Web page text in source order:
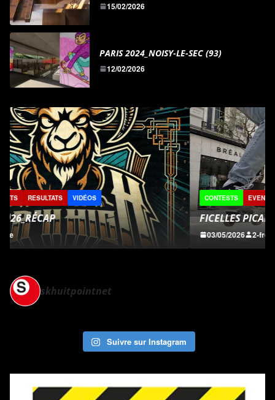
15/02/2026
PARIS 2024_NOISY-LE-SEC (93)
12/02/2026
CONTESTS EVENTS REPORTS RESULTATS VIDÉOS
FICELLES PICARDES 2026
03/05/2026 2-fre
skhuitpointnet
Suivre sur Instagram